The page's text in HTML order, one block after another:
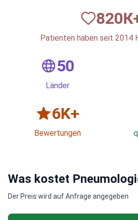
820
Patienten haben seit 2014
50
Länder
6K+
Bewertungen
Was kostet
Der Preis wird auf Anfrage angegeben